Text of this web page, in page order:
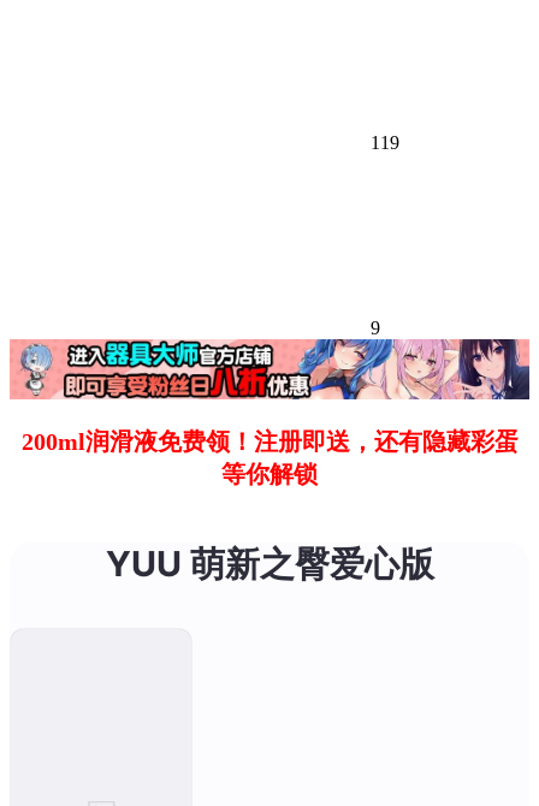
119
9
200ml润滑液免费领！注册即送，还有隐藏彩蛋
等你解锁
YUU 萌新之臀爱心版